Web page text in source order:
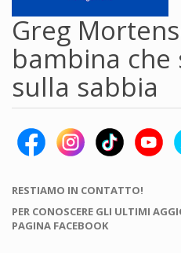
Greg
bambina che
sulla sabbia
RESTIAMO IN CONTATTO!
PER CONOSCERE GLI ULTIMI
PAGINA FACEBOOK